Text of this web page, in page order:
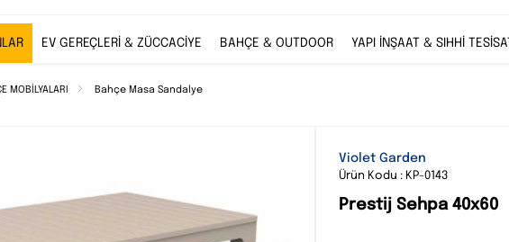
EV GEREÇLERİ & ZÜCCACİYE BAHÇE & OUTDOOR YAPI İNŞAAT & SIHHİ TESİSAT
MOBİLYALARI Bahçe Masa Sandalye
Violet Garden
Ürün Kodu : KP-0143
Prestij Sehpa 40x60